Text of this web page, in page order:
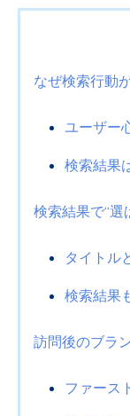
なぜ検索行動
ユーザー
検索結果
検索結果で“選
タイトル
検索結果
訪問後のブラ
ファース